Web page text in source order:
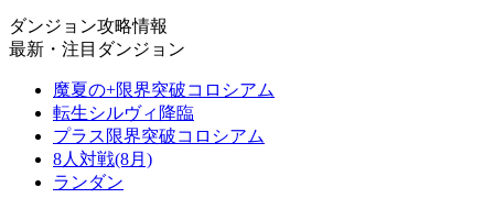
ダンジョン攻略情報
最新・注目ダンジョン
魔夏の+限界突破コロシアム
転生シルヴィ降臨
プラス限界突破コロシアム
8人対戦(8月)
ランダン